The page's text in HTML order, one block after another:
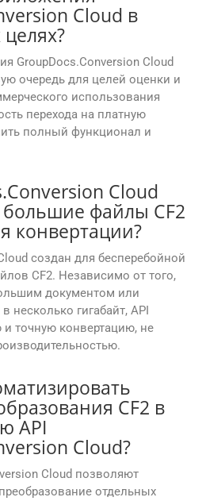
Cloud в
GroupDocs.Conversion Cloud
очередь для целей оценки и
использования
перехода на платную
полный функционал и
Cloud
файлы CF2
конвертации?
создан для бесперебойной
CF2. Независимо от того,
документом или
несколько гигабайт, API
и точную конвертацию, не
CF2 в
API
Cloud?
Cloud позволяют
отдельных